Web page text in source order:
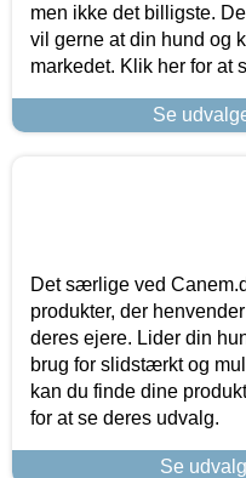
men ikke det billigste.
vil gerne at din hund og
markedet. Klik her for at
Se
Det særlige ved
produkter, der
deres ejere. Lider din
brug for slidstærkt og
kan du finde dine
for at se deres udvalg.
Se